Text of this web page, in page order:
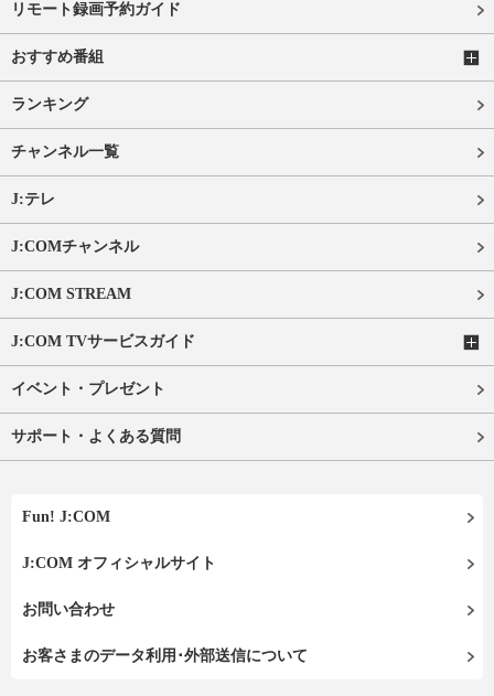
リモート録画予約ガイド
おすすめ番組
ランキング
チャンネル一覧
J:テレ
J:COMチャンネル
J:COM STREAM
J:COM TVサービスガイド
イベント・プレゼント
サポート・よくある質問
Fun! J:COM
J:COM オフィシャルサイト
お問い合わせ
お客さまのデータ利用･外部送信について